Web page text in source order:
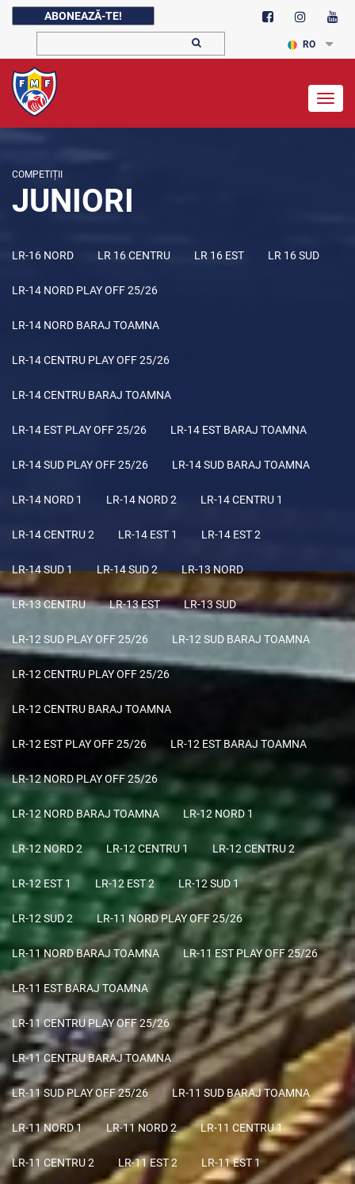
ABONEAZĂ-TE!
RO
COMPETIȚII
JUNIORI
LR-16 NORD LR 16 CENTRU LR 16 EST LR 16 SUD
LR-14 NORD PLAY OFF 25/26
LR-14 NORD BARAJ TOAMNA
LR-14 CENTRU PLAY OFF 25/26
LR-14 CENTRU BARAJ TOAMNA
LR-14 EST PLAY OFF 25/26 LR-14 EST BARAJ TOAMNA
LR-14 SUD PLAY OFF 25/26 LR-14 SUD BARAJ TOAMNA
LR-14 NORD 1 LR-14 NORD 2 LR-14 CENTRU 1
LR-14 CENTRU 2 LR-14 EST 1 LR-14 EST 2
LR-14 SUD 1 LR-14 SUD 2 LR-13 NORD
LR-13 CENTRU LR-13 EST LR-13 SUD
LR-12 SUD PLAY OFF 25/26 LR-12 SUD BARAJ TOAMNA
LR-12 CENTRU PLAY OFF 25/26
LR-12 CENTRU BARAJ TOAMNA
LR-12 EST PLAY OFF 25/26 LR-12 EST BARAJ TOAMNA
LR-12 NORD PLAY OFF 25/26
LR-12 NORD BARAJ TOAMNA LR-12 NORD 1
LR-12 NORD 2 LR-12 CENTRU 1 LR-12 CENTRU 2
LR-12 EST 1 LR-12 EST 2 LR-12 SUD 1
LR-12 SUD 2 LR-11 NORD PLAY OFF 25/26
LR-11 NORD BARAJ TOAMNA LR-11 EST PLAY OFF 25/26
LR-11 EST BARAJ TOAMNA
LR-11 CENTRU PLAY OFF 25/26
LR-11 CENTRU BARAJ TOAMNA
LR-11 SUD PLAY OFF 25/26 LR-11 SUD BARAJ TOAMNA
LR-11 NORD 1 LR-11 NORD 2 LR-11 CENTRU 1
LR-11 CENTRU 2 LR-11 EST 2 LR-11 EST 1